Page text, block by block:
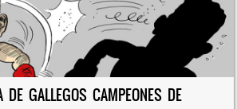
DE GALLEGOS CAMPEONES DE